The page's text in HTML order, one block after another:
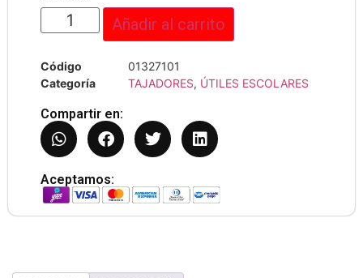
Añadir al carrito
Código
01327101
Categoría
TAJADORES, ÚTILES ESCOLARES
Compartir en:
Aceptamos: